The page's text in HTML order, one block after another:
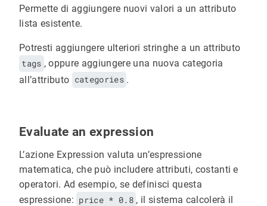
Permette di aggiungere nuovi valori a un attributo
lista esistente.
Potresti aggiungere ulteriori stringhe a un attributo
tags , oppure aggiungere una nuova categoria
all’attributo categories .
Evaluate an expression
L’azione Expression valuta un’espressione
matematica, che può includere attributi, costanti e
operatori. Ad esempio, se definisci questa
espressione: price * 0.8 , il sistema calcolerà il